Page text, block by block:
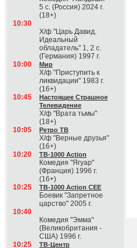
5 с. (Россия) 2024 г.
(18+)
10:30
Х/ф "Царь Давид.
Идеальный
обладатель" 1, 2 с.
(Германия) 1997 г.
10:00
Мир
Х/ф "Приступить к
ликвидации" 1983 г.
(16+)
10:45
Настоящее Страшное
Телевидение
Х/ф "Врата тьмы"
(18+)
10:05
Ретро ТВ
Х/ф "Верные друзья"
(16+)
10:20
ТВ-1000 Action
Комедия "Ягуар"
(Франция) 1996 г.
(16+)
10:25
ТВ-1000 Action CEE
Боевик "Запретное
царство" 2005 г.
10:40
Комедия "Эмма"
(Великобритания -
США) 1996 г.
10:25
ТВ-Центр